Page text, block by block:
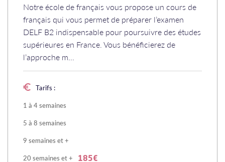
Notre école de français vous propose un cours de
français qui vous permet de préparer l’examen
DELF B2 indispensable pour poursuivre des études
supérieures en France. Vous bénéficierez de
l’approche m...
Tarifs :
1 à 4 semaines
5 à 8 semaines
9 semaines et +
20 semaines et +
185€